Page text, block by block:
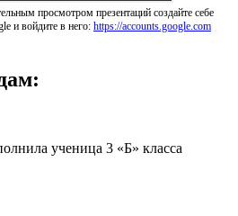
просмотром презентаций создайте себе
и войдите в него: https://accounts.google.com
ученица 3 «Б» класса